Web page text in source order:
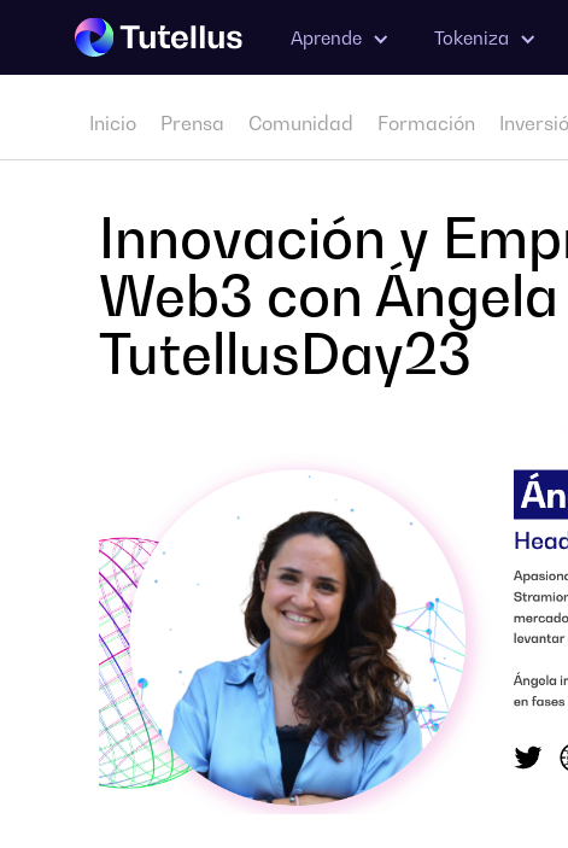
Aprende Tokeniza
Inicio Prensa Comunidad Formación
Innovación y
Web3 con
TutellusDay23